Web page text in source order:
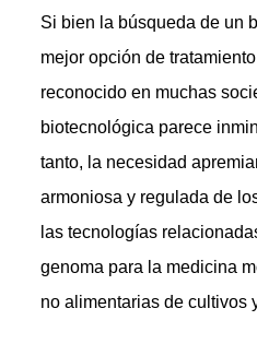
Si bien la búsqueda de un
mejor opción de
reconocido en muchas
biotecnológica parece
tanto, la necesidad
armoniosa y regulada de
las tecnologías
genoma para la medicina
no alimentarias de cultivos